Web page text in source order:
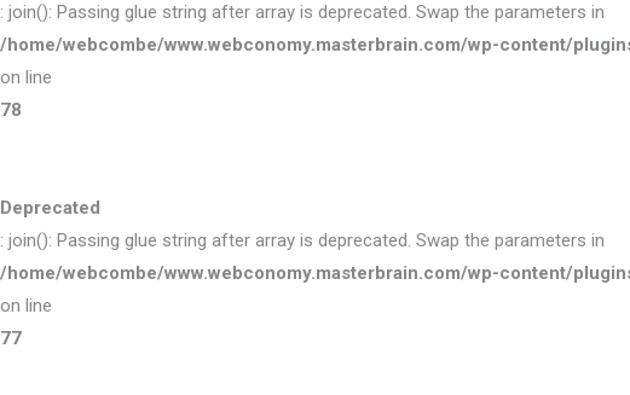
: join(): Passing glue string after array is deprecated. Swap the parameters in
/home/webcombe/www.webconomy.masterbrain.com/wp-content/
on line
78
Deprecated
: join(): Passing glue string after array is deprecated. Swap the parameters in
/home/webcombe/www.webconomy.masterbrain.com/wp-content/
on line
77